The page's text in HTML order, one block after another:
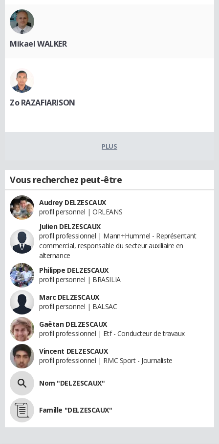
Mikael WALKER
Zo RAZAFIARISON
PLUS
Vous recherchez peut-être
Audrey DELZESCAUX
profil personnel | ORLEANS
Julien DELZESCAUX
profil professionnel | Mann+Hummel - Représentant
commercial, responsable du secteur auxiliaire en
alternance
Philippe DELZESCAUX
profil personnel | BRASILIA
Marc DELZESCAUX
profil personnel | BALSAC
Gaëtan DELZESCAUX
profil professionnel | Etf - Conducteur de travaux
Vincent DELZESCAUX
profil professionnel | RMC Sport - Journaliste
Nom "DELZESCAUX"
Famille "DELZESCAUX"